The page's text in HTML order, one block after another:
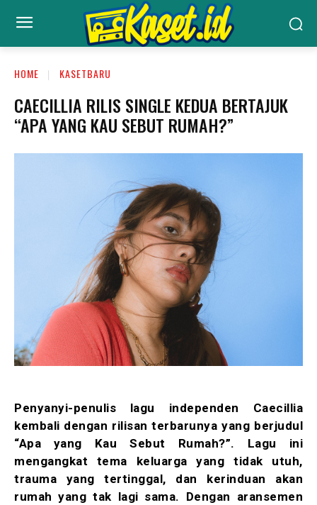
HOME KASETBARU
CAECILLIA RILIS SINGLE KEDUA BERTAJUK
“APA YANG KAU SEBUT RUMAH?”
Penyanyi-penulis lagu independen Caecillia
kembali dengan rilisan terbarunya yang berjudul
“Apa yang Kau Sebut Rumah?”. Lagu ini
mengangkat tema keluarga yang tidak utuh,
trauma yang tertinggal, dan kerinduan akan
rumah yang tak lagi sama. Dengan aransemen